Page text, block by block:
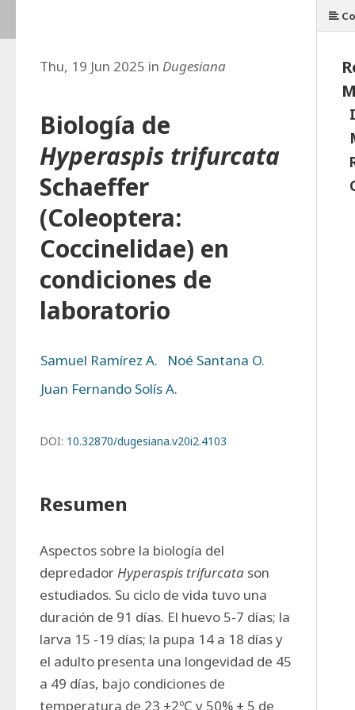
Thu, 19 Jun 2025 in Dugesiana
Biología de
Hyperaspis trifurcata
Schaeffer
(Coleoptera:
Coccinelidae) en
condiciones de
laboratorio
Samuel Ramírez A.
Noé Santana O.
Juan Fernando Solís A.
DOI: 10.32870/dugesiana.v20i2.4103
Resumen
Aspectos sobre la biología del
depredador Hyperaspis trifurcata son
estudiados. Su ciclo de vida tuvo una
duración de 91 días. El huevo 5-7 días; la
larva 15 -19 días; la pupa 14 a 18 días y
el adulto presenta una longevidad de 45
a 49 días, bajo condiciones de
temperatura de 23 ±2ºC y 50% ± 5 de